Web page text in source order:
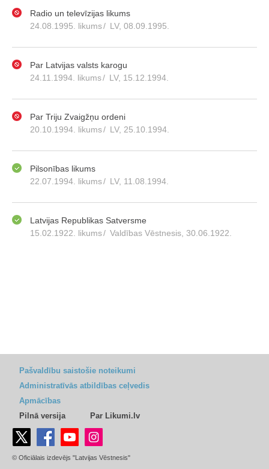
Radio un televīzijas likums
24.08.1995. likums/ LV, 08.09.1995.
Par Latvijas valsts karogu
24.11.1994. likums/ LV, 15.12.1994.
Par Triju Zvaigžņu ordeni
20.10.1994. likums/ LV, 25.10.1994.
Pilsonības likums
22.07.1994. likums/ LV, 11.08.1994.
Latvijas Republikas Satversme
15.02.1922. likums/ Valdības Vēstnesis, 30.06.1922.
Pašvaldību saistošie noteikumi
Administratīvās atbildības ceļvedis
Apmācības
Pilnā versija
Par Likumi.lv
© Oficiālais izdevējs "Latvijas Vēstnesis"